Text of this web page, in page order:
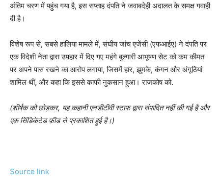
अंतिम चरण में पहुंच गया है, इस सप्ताह दंपति ने जवाबदेही अदालत के समक्ष गवाही
दी है।
विशेष रूप से, सबसे हालिया मामले में, संघीय जांच एजेंसी (एफआईए) ने दंपति पर
एक विदेशी नेता द्वारा उपहार में दिए गए महंगे बुल्गारी आभूषण सेट को कम कीमत
पर अपने पास रखने का आरोप लगाया, जिसमें हार, झुमके, कंगन और अंगूठियां
शामिल थीं, और कहा कि इससे काफी नुकसान हुआ। राजकोष को.
(शीर्षक को छोड़कर, यह कहानी एनडीटीवी स्टाफ द्वारा संपादित नहीं की गई है और
एक सिंडिकेटेड फ़ीड से प्रकाशित हुई है।)
Source link